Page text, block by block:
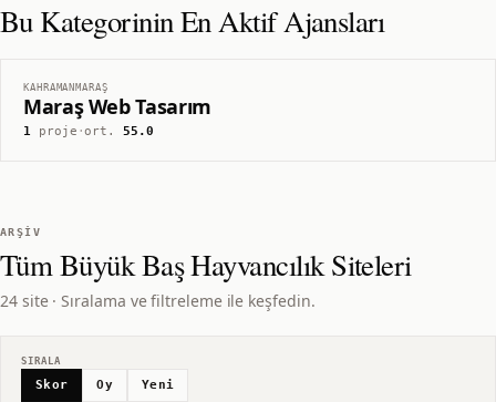
Bu Kategorinin En Aktif Ajansları
KAHRAMANMARAŞ
Maraş Web Tasarım
1proje ·ort.55.0
ARŞIV
TümBüyük Baş HayvancılıkSiteleri
24 site · Sıralama ve filtreleme ile keşfedin.
SIRALA
Skor Oy Yeni